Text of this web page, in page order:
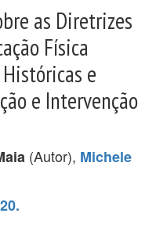
as Diretrizes
Física
e
e Intervenção
(Autor), Michele